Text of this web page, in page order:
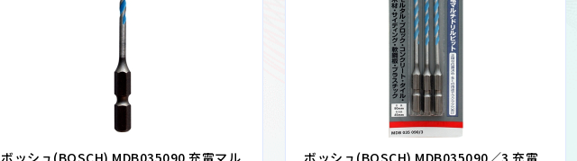
ボッシュ(BOSCH) MDB035090 充電マル
ボッシュ(BOSCH) MDB035090／3 充電